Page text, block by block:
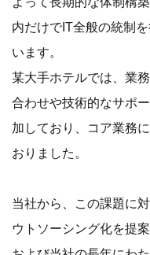
内だけでIT全般の統制
います。
某大手ホテルでは、業
合わせや技術的なサポ
加しており、コア業務
おりました。
当社から、この課題に
ウトソーシング化を提